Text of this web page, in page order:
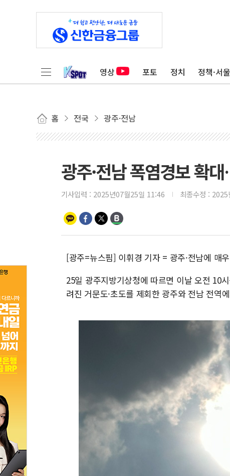
영상 포토 정치 정책·서울
홈 전국 광주·전남
광주·전남 폭염경보 확
기사입력 : 2025년07월25일 11:46 최종수정 : 2025
[광주=뉴스핌] 이휘경 기자 = 광주·전남에 매
25일 광주지방기상청에 따르면 이날 오전 10
려진 거문도·초도를 제회한 광주와 전남 전역